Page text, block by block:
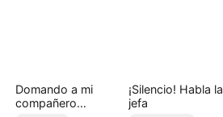
Domando a mi
compañero
¡Silencio! Habla la
jefa